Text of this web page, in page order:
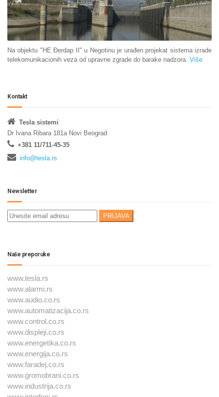
Na objektu "HE Đerdap II" u Negotinu je urađen projekat sistema izrade
telekomunikacionih veza od upravne zgrade do barake nadzora. Više
Kontakt
Tesla sistemi
Dr Ivana Ribara 181a Novi Beograd
+381 11/711-45-35
info@tesla.rs
Newsletter
Naše preporuke
www.tesla.rs
www.alarmi.rs
www.audio.co.rs
www.automatizacija.co.rs
www.control.co.rs
www.displeji.co.rs
www.energetika.co.rs
www.energija.co.rs
www.faradej.co.rs
www.gromobrani.co.rs
www.industrija.co.rs